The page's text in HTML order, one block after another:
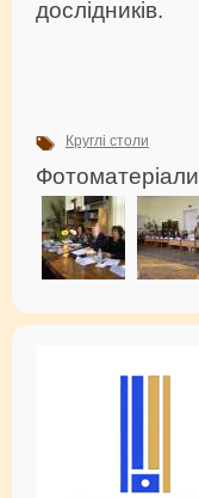
дослідників.
Круглі столи